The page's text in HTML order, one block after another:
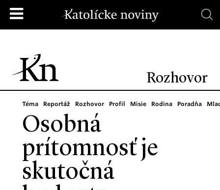
Rozhovor
Téma Reportáž Rozhovor Profil Misie Rodina Poradňa
Osobná
prítomnosť je
skutočná